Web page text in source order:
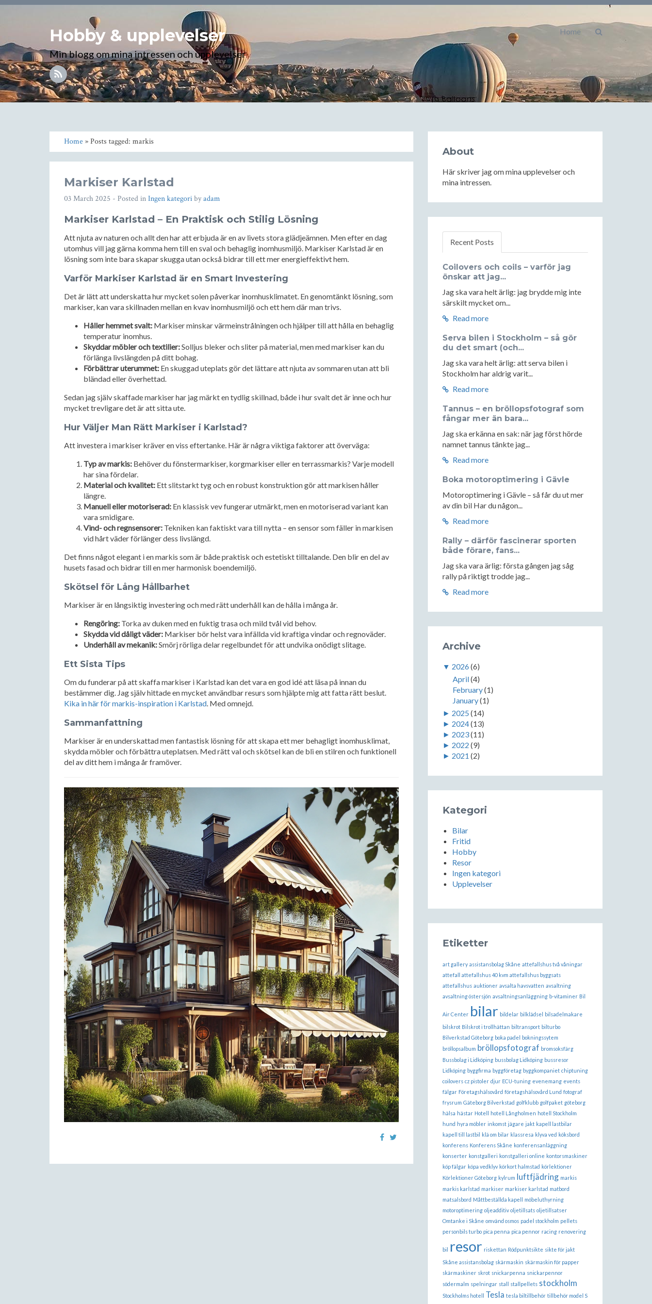
Hobby & upplevelser
Min blogg om mina intressen och upplevelser
Home
Home» Posts tagged: markis
Markiser Karlstad
03 March 2025 - Posted inIngen kategoribyadam
Markiser Karlstad – En Praktisk och Stilig Lösning
Att njuta av naturen och allt den har att erbjuda är en av livets stora glädjeämnen. Men efter en dag
utomhus vill jag gärna komma hem till en sval och behaglig inomhusmiljö. Markiser Karlstad är en
lösning som inte bara skapar skugga utan också bidrar till ett mer energieffektivt hem.
Varför Markiser Karlstad är en Smart Investering
Det är lätt att underskatta hur mycket solen påverkar inomhusklimatet. En genomtänkt lösning, som
markiser, kan vara skillnaden mellan en kvav inomhusmiljö och ett hem där man trivs.
Håller hemmet svalt: Markiser minskar värmeinstrålningen och hjälper till att hålla en behaglig
temperatur inomhus.
Skyddar möbler och textilier:Solljus bleker och sliter på material, men med markiser kan du
förlänga livslängden på ditt bohag.
Förbättrar uterummet: En skuggad uteplats gör det lättare att njuta av sommaren utan att bli
bländad eller överhettad.
Sedan jag själv skaffade markiser har jag märkt en tydlig skillnad, både i hur svalt det är inne och hur
mycket trevligare det är att sitta ute.
Hur Väljer Man Rätt Markiser i Karlstad?
Att investera i markiser kräver en viss eftertanke. Här är några viktiga faktorer att överväga:
Typ av markis: Behöver du fönstermarkiser, korgmarkiser eller en terrassmarkis? Varje modell
har sina fördelar.
Material och kvalitet: Ett slitstarkt tyg och en robust konstruktion gör att markisen håller
längre.
Manuell eller motoriserad: En klassisk vev fungerar utmärkt, men en motoriserad variant kan
vara smidigare.
Vind- och regnsensorer: Tekniken kan faktiskt vara till nytta – en sensor som fäller in markisen
vid hårt väder förlänger dess livslängd.
Det finns något elegant i en markis som är både praktisk och estetiskt tilltalande. Den blir en del av
husets fasad och bidrar till en mer harmonisk boendemiljö.
Skötsel för Lång Hållbarhet
Markiser är en långsiktig investering och med rätt underhåll kan de hålla i många år.
Rengöring: Torka av duken med en fuktig trasa och mild tvål vid behov.
Skydda vid dåligt väder: Markiser bör helst vara infällda vid kraftiga vindar och regnoväder.
Underhåll av mekanik:Smörj rörliga delar regelbundet för att undvika onödigt slitage.
Ett Sista Tips
Om du funderar på att skaffa markiser i Karlstad kan det vara en god idé att läsa på innan du
bestämmer dig. Jag själv hittade en mycket användbar resurs som hjälpte mig att fatta rätt beslut.
Kika in här för markis-inspiration i Karlstad. Med omnejd.
Sammanfattning
Markiser är en underskattad men fantastisk lösning för att skapa ett mer behagligt inomhusklimat,
skydda möbler och förbättra uteplatsen. Med rätt val och skötsel kan de bli en stilren och funktionell
del av ditt hem i många år framöver.
About
Här skriver jag om mina upplevelser och
mina intressen.
Recent Posts
Coilovers och coils – varför jag
önskar att jag...
Jag ska vara helt ärlig: jag brydde mig inte
särskilt mycket om...
Read more
Serva bilen i Stockholm – så gör
du det smart (och...
Jag ska vara helt ärlig: att serva bilen i
Stockholm har aldrig varit...
Read more
Tannus – en bröllopsfotograf som
fångar mer än bara...
Jag ska erkänna en sak: när jag först hörde
namnet tannus tänkte jag...
Read more
Boka motoroptimering i Gävle
Motoroptimering i Gävle – så får du ut mer
av din bil Har du någon...
Read more
Rally – därför fascinerar sporten
både förare, fans...
Jag ska vara ärlig: första gången jag såg
rally på riktigt trodde jag...
Read more
Archive
▼ 2026(6)
April(4)
February(1)
January(1)
► 2025 (14)
► 2024(13)
► 2023(11)
► 2022 (9)
► 2021 (2)
Kategori
Bilar
Fritid
Hobby
Resor
Ingen kategori
Upplevelser
Etiketter
art gallery assistansbolag Skåne attefallshus två våningar
attefall attefallshus 40 kvm attefallshus byggsats
attefallshus auktioner avsalta havsvatten avsaltning
avsaltning östersjön avsaltningsanläggning b-vitaminer Bil
Air Center bilar bildelar bilklädsel bilsadelmakare
bilskrot Bilskrot i trollhättan biltransport bilturbo
Bilverkstad Göteborg boka padel bokningssytem
bröllopsalbum bröllopsfotograf bromsoksfärg
Bussbolag i Lidköping bussbolag Lidköping bussresor
Lidköping byggfirma byggföretag byggkompaniet chiptuning
coilovers cz pistoler djur ECU-tuning evenemang events
fälgar Företagshälsovård företagshälsovård Lund fotograf
frysrum Gäteborg Bilverkstad golfklubb golfpaket göteborg
hälsa hästar Hotell hotell Långholmen hotell Stockholm
hund hyra möbler inkomst jägare jakt kapell lastbilar
kapell till lastbil klä om bilar klassresa klyva ved köksbord
konferens Konferens Skåne konferensanläggning
konserter konstgalleri konstgalleri online kontorsmaskiner
köp fälgar köpa vedklyv körkort halmstad körlektioner
Körlektioner Göteborg kylrum luftfjädring markis
markis karlstad markiser markiser karlstad matbord
matsalsbord Måttbeställda kapell möbeluthyrning
motoroptimering oljeadditiv oljetillsats oljetillsatser
Omtanke i Skåne omvänd osmos padel stockholm pellets
personbils turbo pica penna pica pennor racing renovering
bil resor riskettan Rödpunktsikte sikte för jakt
Skåne assistansbolag skärmaskin skärmaskin för papper
skärmaskiner skrot snickarpenna snickarpennor
södermalm spelningar stall stallpellets stockholm
Stockholms hotell Tesla tesla biltillbehör tillbehör model S